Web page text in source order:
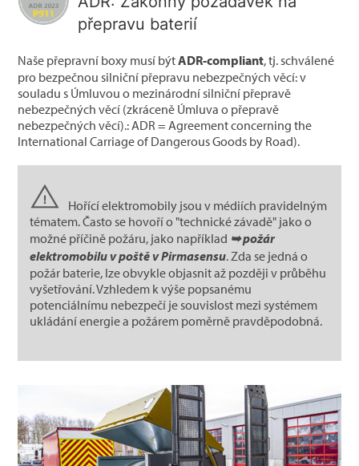
přepravu baterií
Naše přepravní boxy musí býtADR-compliant, tj. schválené
pro bezpečnou silniční přepravu nebezpečných věcí: v
souladu s Úmluvou o mezinárodní silniční přepravě
nebezpečných věcí (zkráceně Úmluva o přepravě
nebezpečných věcí).: ADR = Agreement concerning the
International Carriage of Dangerous Goods by Road).
Hořící elektromobily jsou v médiích pravidelným
tématem. Často se hovoří o "technické závadě" jako o
možné příčině požáru, jako například ➥ požár
elektromobilu v poště v Pirmasensu. Zda se jedná o
požár baterie, lze obvykle objasnit až později v průběhu
vyšetřování. Vzhledem k výše popsanému
potenciálnímu nebezpečí je souvislost mezi systémem
ukládání energie a požárem poměrně pravděpodobná.